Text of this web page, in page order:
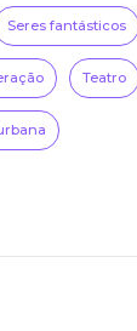
Seres fantásticos
Teatro